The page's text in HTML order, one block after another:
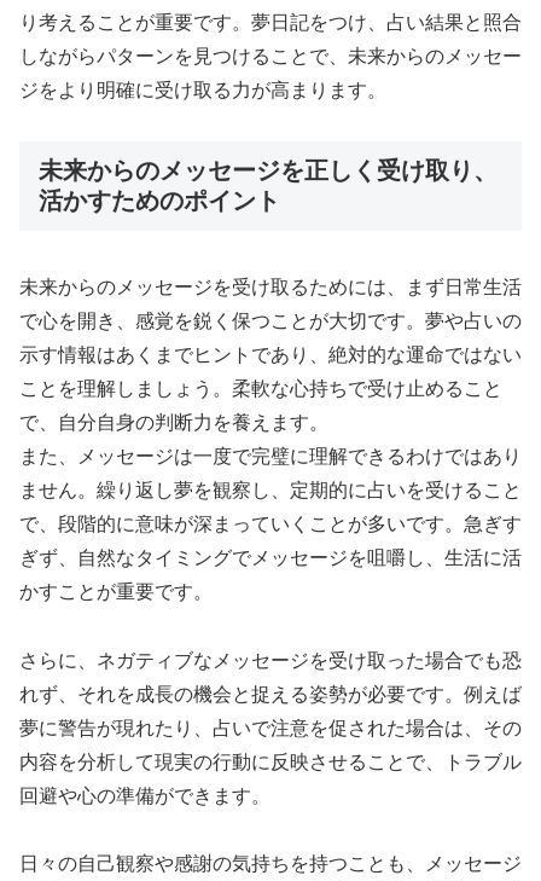
り考えることが重要です。夢日記をつけ、占い結果と照合
しながらパターンを見つけることで、未来からのメッセー
ジをより明確に受け取る力が高まります。
未来からのメッセージを正しく受け取り、
活かすためのポイント
未来からのメッセージを受け取るためには、まず日常生活
で心を開き、感覚を鋭く保つことが大切です。夢や占いの
示す情報はあくまでヒントであり、絶対的な運命ではない
ことを理解しましょう。柔軟な心持ちで受け止めること
で、自分自身の判断力を養えます。
また、メッセージは一度で完璧に理解できるわけではあり
ません。繰り返し夢を観察し、定期的に占いを受けること
で、段階的に意味が深まっていくことが多いです。急ぎす
ぎず、自然なタイミングでメッセージを咀嚼し、生活に活
かすことが重要です。
さらに、ネガティブなメッセージを受け取った場合でも恐
れず、それを成長の機会と捉える姿勢が必要です。例えば
夢に警告が現れたり、占いで注意を促された場合は、その
内容を分析して現実の行動に反映させることで、トラブル
回避や心の準備ができます。
日々の自己観察や感謝の気持ちを持つことも、メッセージ